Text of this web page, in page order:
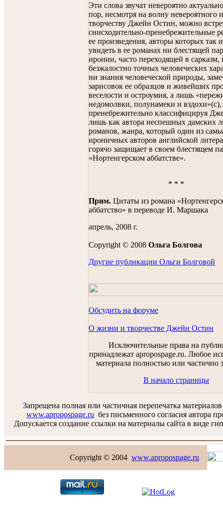
Эти слова звучат невероятно
пор, несмотря на волну невероятного
творчеству Джейн Остин, можно
снисходительно-пренебрежительные
ее произведения, авторы которых так
увидеть в ее романах ни блестящей
иронии, часто переходящей в сарказм,
безжалостно точных человеческих
ни знания человеческой природы,
зарисовок ее образцов и живейших
веселости и остроумия, а лишь
недомолвки, полунамеки и вздохи»(с),
пренебрежительно классифицируя
лишь как автора неспешных дамских
романов, жанра, который один из
ироничных авторов английской
горячо защищает в своем блестящем
«Нортенгерском аббатстве».
* * *
Прим. Цитаты из романа
аббатство» в переводе И. Маршака
апрель, 2008 г.
Copyright © 2008 Ольга Болгова
Другие публикации Ольги Болговой
Обсудить на форуме
О жизни и творчестве Джейн Остин
Исключительные права на
принадлежат apropospage.ru. Любое
материала полностью или частично
В начало страницы
Запрещена полная или частичная перепечатка
www.apropospage.ru без письменного согласия автора
Допускается создание ссылки на материалы сайта в виде
Copyright © 2004 www.apropospage.ru